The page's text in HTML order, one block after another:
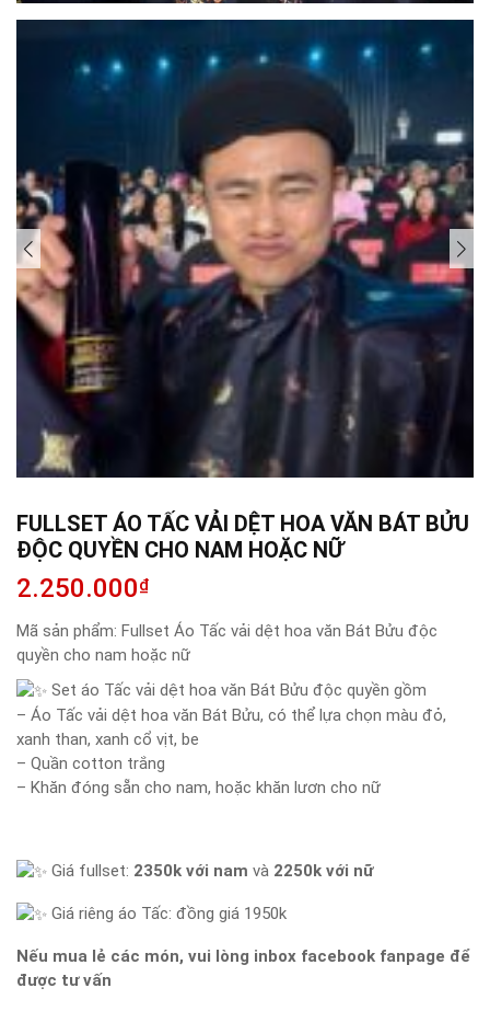
FULLSET ÁO TẤC VẢI DỆT HOA VĂN BÁT BỬU
ĐỘC QUYỀN CHO NAM HOẶC NỮ
2.250.000₫
Mã sản phẩm: Fullset Áo Tấc vải dệt hoa văn Bát Bửu độc
quyền cho nam hoặc nữ
Set áo Tấc vải dệt hoa văn Bát Bửu độc quyền gồm
– Áo Tấc vải dệt hoa văn Bát Bửu, có thể lựa chọn màu đỏ,
xanh than, xanh cổ vịt, be
– Quần cotton trắng
– Khăn đóng sẵn cho nam, hoặc khăn lươn cho nữ
Giá fullset: 2350k với nam và 2250k với nữ
Giá riêng áo Tấc: đồng giá 1950k
Nếu mua lẻ các món, vui lòng inbox facebook fanpage để
được tư vấn